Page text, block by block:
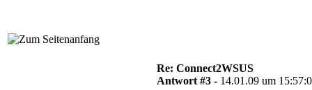
Re: Connect2WSUS
Antwort #3 - 14.01.09 um